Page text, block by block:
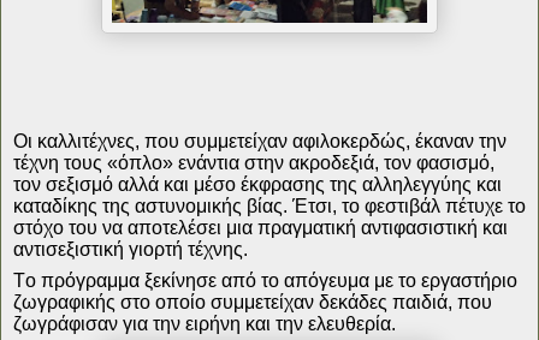
Οι καλλιτέχνες, που συμμετείχαν αφιλοκερδώς, έκαναν την
τέχνη τους «όπλο» ενάντια στην ακροδεξιά, τον φασισμό,
τον σεξισμό αλλά και μέσο έκφρασης της αλληλεγγύης και
καταδίκης της αστυνομικής βίας. Έτσι, το φεστιβάλ πέτυχε το
στόχο του να αποτελέσει μια πραγματική αντιφασιστική και
αντισεξιστική γιορτή τέχνης.
Το πρόγραμμα ξεκίνησε από το απόγευμα με το εργαστήριο
ζωγραφικής στο οποίο συμμετείχαν δεκάδες παιδιά, που
ζωγράφισαν για την ειρήνη και την ελευθερία.